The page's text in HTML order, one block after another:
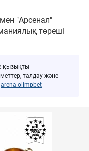
"Арсенал"
төреші
қызықты
талдау және
arena.olimpbet